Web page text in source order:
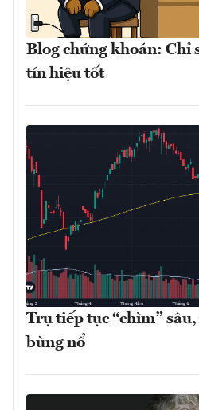
Blog chứng khoán: Chỉ
tín hiệu tốt
Trụ tiếp tục “chìm”
bùng nổ